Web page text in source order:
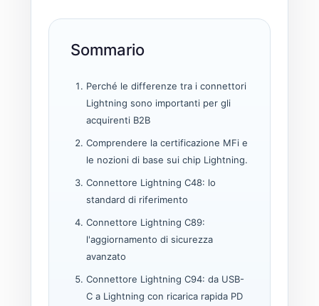
Sommario
Perché le differenze tra i connettori
Lightning sono importanti per gli
acquirenti B2B
Comprendere la certificazione MFi e
le nozioni di base sui chip Lightning.
Connettore Lightning C48: lo
standard di riferimento
Connettore Lightning C89:
l'aggiornamento di sicurezza
avanzato
Connettore Lightning C94: da USB-
C a Lightning con ricarica rapida PD